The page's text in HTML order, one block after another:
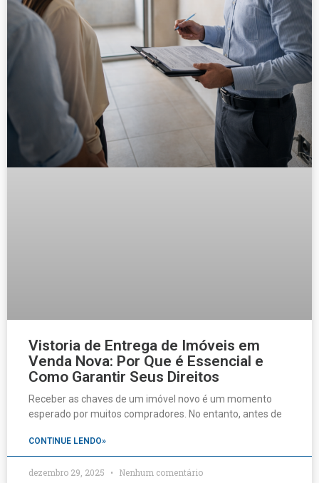
Vistoria de Entrega de Imóveis em
Venda Nova: Por Que é Essencial e
Como Garantir Seus Direitos
Receber as chaves de um imóvel novo é um momento
esperado por muitos compradores. No entanto, antes de
CONTINUE LENDO»
dezembro 29, 2025 Nenhum comentário